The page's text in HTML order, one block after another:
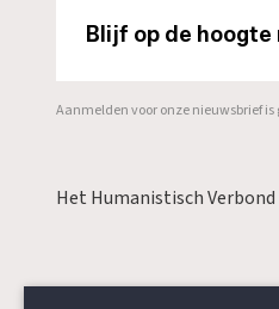
Blijf op de
Aanmelden voor onze nieuwsbrief
Het Humanistisch